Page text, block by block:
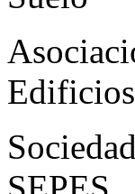
Edificios